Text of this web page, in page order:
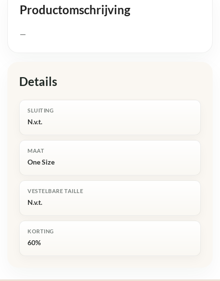
Productomschrijving
—
Details
SLUITING
N.v.t.
MAAT
One Size
VESTELBARE TAILLE
N.v.t.
KORTING
60%